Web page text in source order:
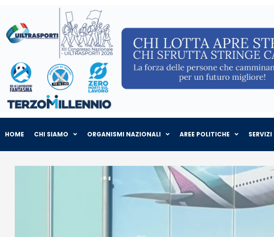
HOME CHI SIAMO ORGANISMI NAZIONALI AREE POLITICHE SERVIZI